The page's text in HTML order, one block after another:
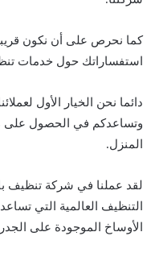
كما نحرص على أن نكون
استفساراتك حول خدمات
دائما نحن الخيار الأول
وتساعدكم في الحصول على
المنزل.
لقد عملنا في شركة تنظيف
التنظيف العالمية التي
الأوساخ الموجودة على